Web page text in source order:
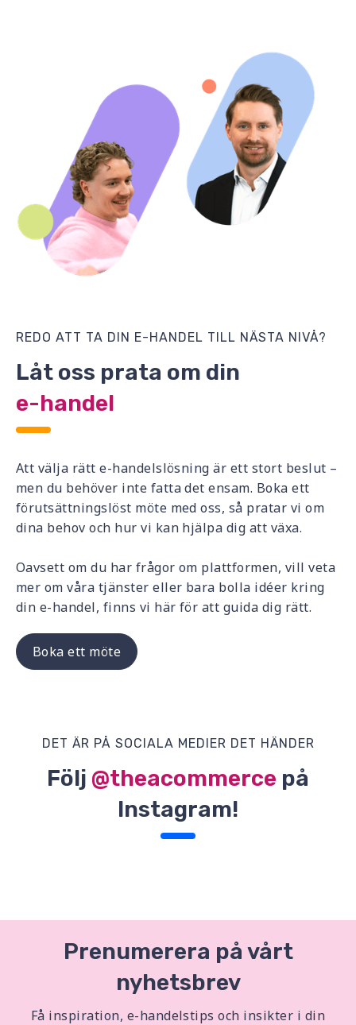
REDO ATT TA DIN E-HANDEL TILL NÄSTA NIVÅ?
Låt oss prata om din
e-handel
Att välja rätt e-handelslösning är ett stort beslut –
men du behöver inte fatta det ensam. Boka ett
förutsättningslöst möte med oss, så pratar vi om
dina behov och hur vi kan hjälpa dig att växa.
Oavsett om du har frågor om plattformen, vill veta
mer om våra tjänster eller bara bolla idéer kring
din e-handel, finns vi här för att guida dig rätt.
Boka ett möte
DET ÄR PÅ SOCIALA MEDIER DET HÄNDER
Följ @theacommerce på
Instagram!
Prenumerera på vårt
nyhetsbrev
Få inspiration, e-handelstips och insikter i din